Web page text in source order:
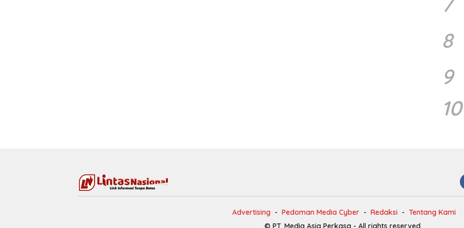
8
9
10
Advertising Pedoman Media Cyber Redaksi
Tentang Kami
© PT. Media Asia Perkasa - All rights reserved.